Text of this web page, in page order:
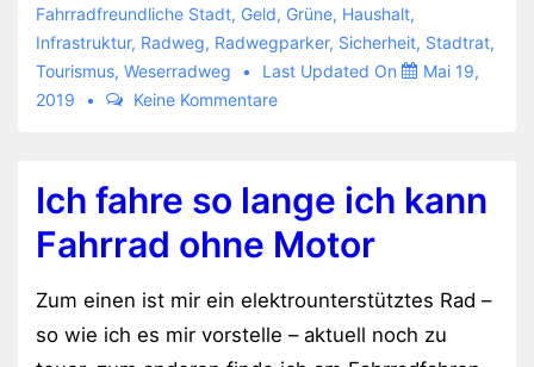
breiter
werden
Fahrradfreundliche Stadt, Geld, Grüne, Haushalt,
Infrastruktur, Radweg, Radwegparker, Sicherheit, Stadtrat,
Tourismus, Weserradweg Last Updated On
Mai 19,
2019
Keine Kommentare
Ich fahre so lange ich kann
Fahrrad ohne Motor
Zum einen ist mir ein elektrounterstütztes Rad –
so wie ich es mir vorstelle – aktuell noch zu